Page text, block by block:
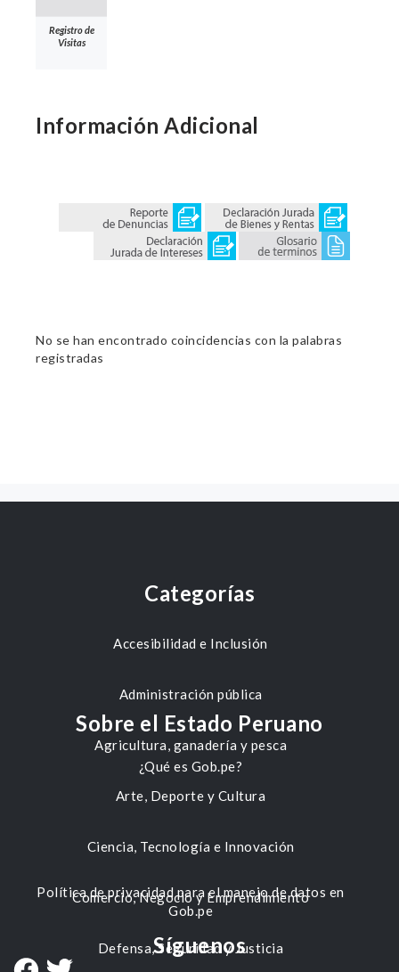
Registro de
Visitas
Información Adicional
No se han encontrado coincidencias con la palabras
registradas
Categorías
Accesibilidad e Inclusión
Administración pública
Agricultura, ganadería y pesca
Arte, Deporte y Cultura
Ciencia, Tecnología e Innovación
Comercio, Negocio y Emprendimiento
Defensa, Seguridad y Justicia
Sobre el Estado Peruano
¿Qué es Gob.pe?
Política de privacidad para el manejo de datos en
Gob.pe
Síguenos